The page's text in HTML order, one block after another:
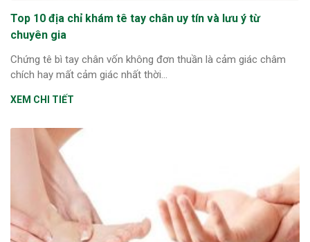
Top 10 địa chỉ khám tê tay chân uy tín và lưu ý từ
chuyên gia
Chứng tê bì tay chân vốn không đơn thuần là cảm giác châm
chích hay mất cảm giác nhất thời...
XEM CHI TIẾT